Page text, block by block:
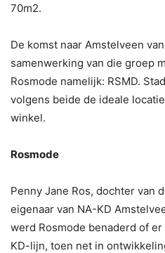
70m2.
De komst naar Amstelveen
samenwerking van die groep
Rosmode namelijk: RSMD.
volgens beide de ideale
winkel.
Rosmode
Penny Jane Ros, dochter van
eigenaar van NA-KD
werd Rosmode benaderd of
KD-lijn, toen net in